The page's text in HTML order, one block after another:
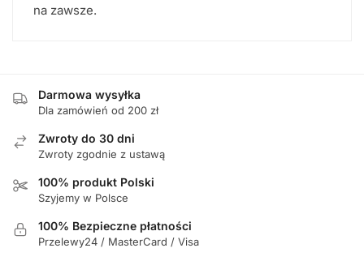
na zawsze.
Darmowa wysyłka
Dla zamówień od 200 zł
Zwroty do 30 dni
Zwroty zgodnie z ustawą
100% produkt Polski
Szyjemy w Polsce
100% Bezpieczne płatności
Przelewy24 / MasterCard / Visa